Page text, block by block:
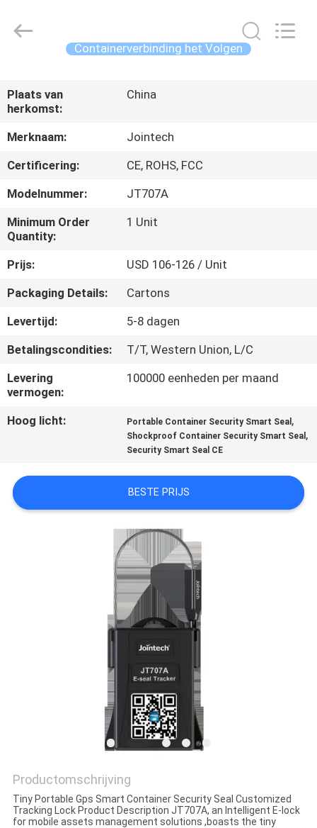
PRODUCTEN
VR-
SHOW
ONGEVEER
ONS
FABRIEKSREIS
KWALITEITSCONTROLE
CONTACTEER
ONS
OM EEN
CITAAT
Technology
Containerverbinding het Volgen
Plaats van
herkomst:
China
Merknaam:
Jointech
Certificering:
CE, ROHS, FCC
Modelnummer:
JT707A
Minimum Order
Quantity:
1 Unit
Prijs:
USD 106-126 / Unit
Packaging Details:
Cartons
Levertijd:
5-8 dagen
Betalingscondities:
T/T, Western Union, L/C
Levering
vermogen:
100000 eenheden per maand
Hoog licht: Portable Container Security Smart Seal ,
Shockproof Container Security Smart Seal ,
Security Smart Seal CE
BESTE PRIJS
Productomschrijving
Tiny Portable Gps Smart Container Security Seal Customized
Tracking Lock Product Description JT707A, an Intelligent E-lock
for mobile assets management solutions ,boasts the tiny